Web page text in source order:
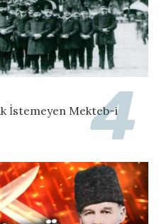
İstemeyen Mekteb-i